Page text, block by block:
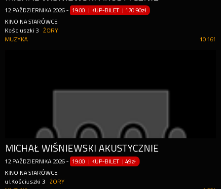
12 PAŹDZIERNIKA 2026 - 19:00 | KUP-BILET |170.90zł
KINO NA STARÓWCE
Kościuszki 3
ŻORY
10 161
MUZYKA
MICHAŁ WIŚNIEWSKI AKUSTYCZNIE
12 PAŹDZIERNIKA 2026 - 19:00 | KUP-BILET |49zł
KINO NA STARÓWCE
ul.Kościuszki 3
ŻORY